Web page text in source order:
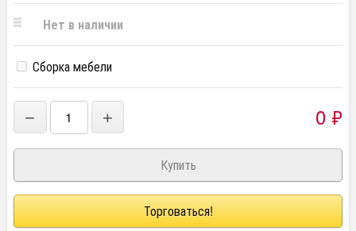
Нет в наличии
Сборка мебели
− + 0 ₽
Торговаться!